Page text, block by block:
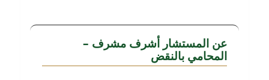
عن المستشار أشرف مشرف –
المحامي بالنقض